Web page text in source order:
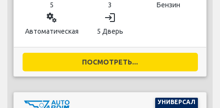
5 3 Бензин
miscellaneous_services
Автоматическая
login
5 Дверь
ПОСМОТРЕТЬ...
УНИВЕРСАЛ